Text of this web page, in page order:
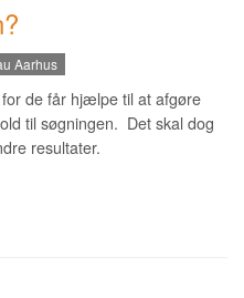
Aarhus
de får hjælpe til at afgøre
til søgningen. Det skal dog
resultater.